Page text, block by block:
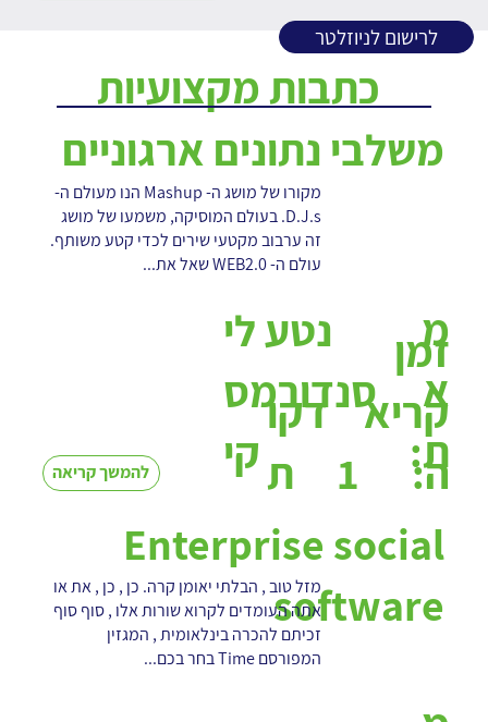
לרישום לניוזלטר
משלבי נתונים ארגוניים
מקורו של מושג ה- Mashup הנו מעולם ה-
D.J.s. בעולם המוסיקה, משמעו של מושג
זה ערבוב מקטעי שירים לכדי קטע משותף.
עולם ה- WEB2.0 שאל את...
נטע לי
סנדורמס
קי
מ
א
ת:
להמשך קריאה
דקו
ת
זמן
קריא
ה:
1
Enterprise social
softwareמזל טוב , הבלתי יאומן קרה. כן , כן , את או
אתה העומדים לקרוא שורות אלו , סוף סוף
זכיתם להכרה בינלאומית , המגזין
המפורסם Time בחר בכם...
כתבות מקצועיות